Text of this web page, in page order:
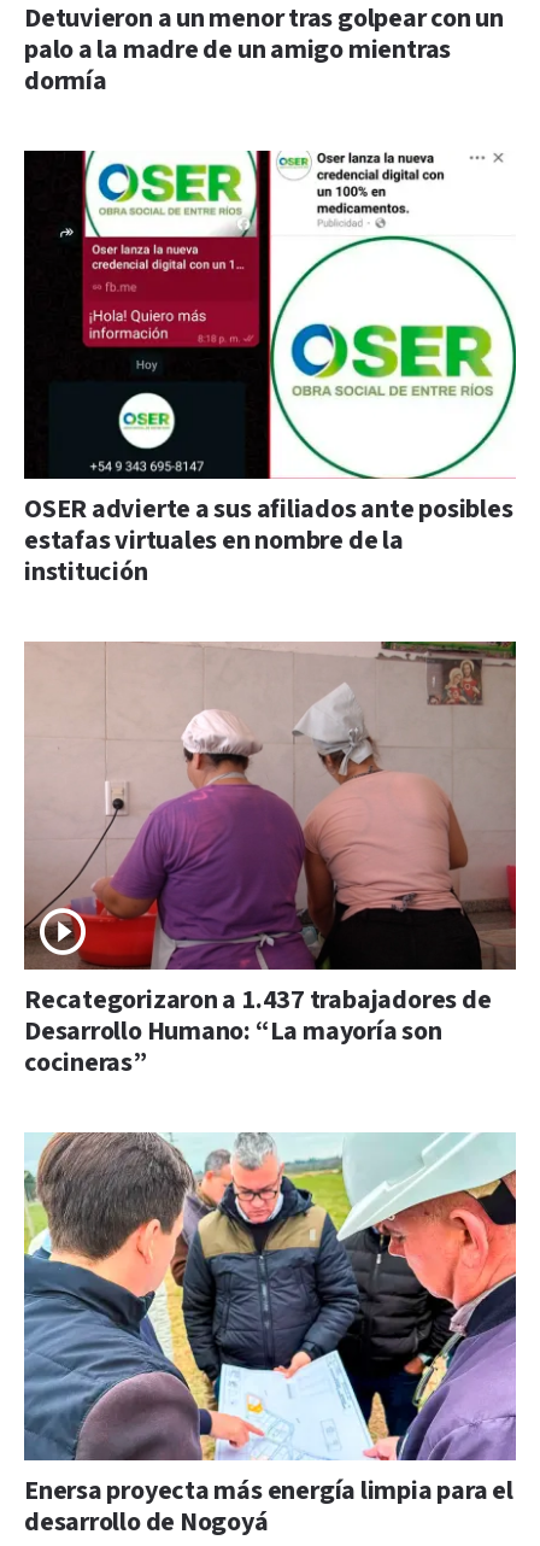
Detuvieron a un menor tras golpear con un
palo a la madre de un amigo mientras
dormía
OSER advierte a sus afiliados ante posibles
estafas virtuales en nombre de la
institución
Recategorizaron a 1.437 trabajadores de
Desarrollo Humano: “La mayoría son
cocineras”
Enersa proyecta más energía limpia para el
desarrollo de Nogoyá